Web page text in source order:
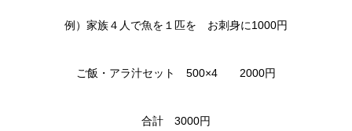
例）家族４人で魚を１匹を お刺身に1000円
ご飯・アラ汁セット 500×4 2000円
合計 3000円